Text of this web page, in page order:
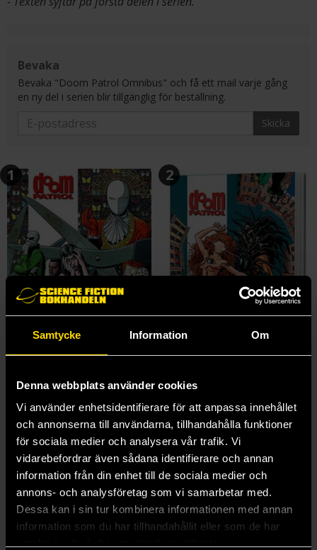
Samtycke Information Om
Denna webbplats använder cookies
Vi använder enhetsidentifierare för att anpassa innehållet
och annonserna till användarna, tillhandahålla funktioner
för sociala medier och analysera vår trafik. Vi
vidarebefordrar även sådana identifierare och annan
information från din enhet till de sociala medier och
annons- och analysföretag som vi samarbetar med.
Dessa kan i sin tur kombinera informationen med annan
information som du har tillhandahållit eller som de har
Bevaka
Bevaka "Doom Patrol Omnibus" och få ett mail varje gång
en ny del i serien blir tillgänglig för beställning.
Skicka
1
Doom Patrol Book One
Grant Morrison
390 kr
Längre leveranstid
Beställ
2
Doom Patrol Book Two
Grant Morrison
390 kr
Beställ